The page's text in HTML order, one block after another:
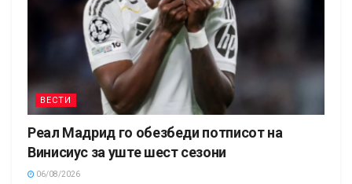
ВЕСТИ
Реал Мадрид го обезбеди потписот на
Винисиус за уште шест сезони
06/08/2026